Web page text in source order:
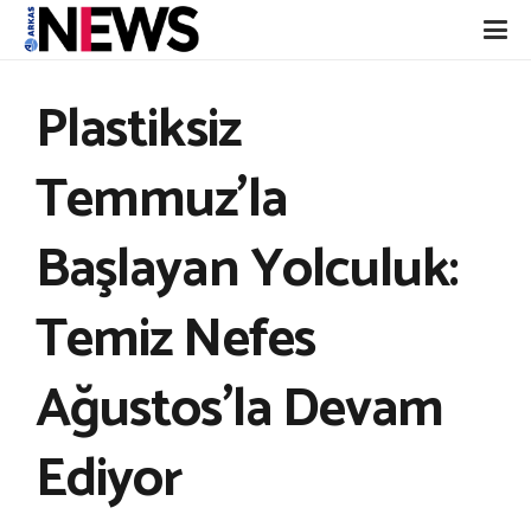
Plastiksiz
Temmuz’la
Başlayan Yolculuk:
Temiz Nefes
Ağustos’la Devam
Ediyor